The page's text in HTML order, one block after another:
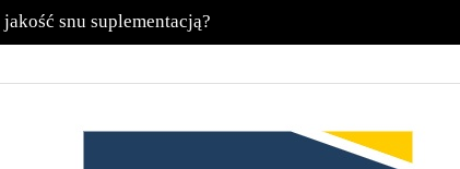
snu suplementacją?